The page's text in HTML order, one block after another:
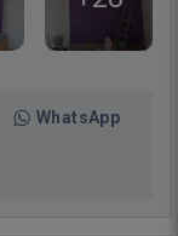
WhatsApp